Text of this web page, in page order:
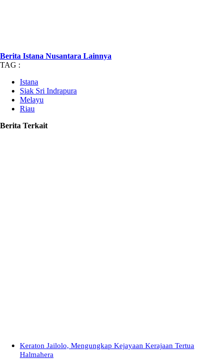
Berita Istana Nusantara Lainnya
TAG :
Istana
Siak Sri Indrapura
Melayu
Riau
Berita Terkait
Keraton Jailolo, Mengungkap Kejayaan Kerajaan Tertua
Halmahera